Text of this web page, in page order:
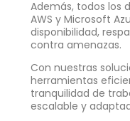
Además, todos los
AWS y Microsoft
disponibilidad,
contra amenazas.
Con nuestras
herramientas
tranquilidad de
escalable y